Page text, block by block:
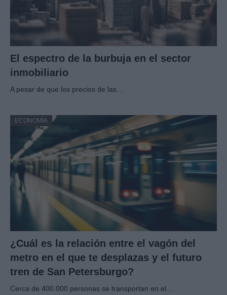
El espectro de la burbuja en el sector
inmobiliario
A pesar de que los precios de las…
ECONOMÍA
¿Cuál es la relación entre el vagón del
metro en el que te desplazas y el futuro
tren de San Petersburgo?
Cerca de 400.000 personas se transportan en el…